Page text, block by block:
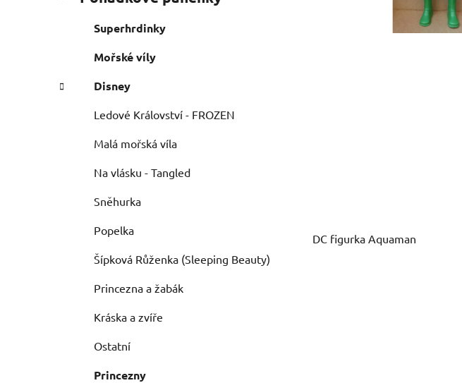
Superhrdinky
Mořské víly
Disney
Ledové Království - FROZEN
Malá mořská víla
Na vlásku - Tangled
Sněhurka
Popelka
Šípková Růženka (Sleeping Beauty)
Princezna a žabák
Kráska a zvíře
Ostatní
Princezny
DC figurka Aquaman